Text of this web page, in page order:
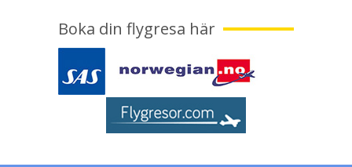
Boka din flygresa här